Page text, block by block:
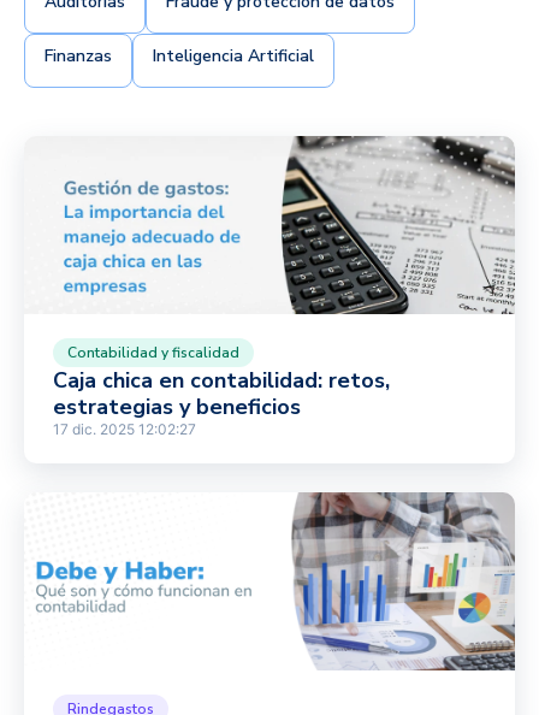
Finanzas Inteligencia Artificial
Contabilidad y fiscalidad
Caja chica en contabilidad: retos,
estrategias y beneficios
17 dic. 2025 12:02:27
Rindegastos